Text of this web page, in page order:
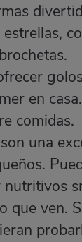
en
comidas.
una
que ven.